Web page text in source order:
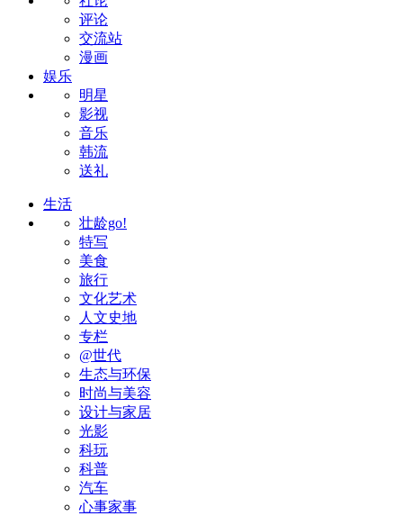
评论
交流站
漫画
娱乐
明星
影视
音乐
韩流
送礼
生活
壮龄go!
特写
美食
旅行
文化艺术
人文史地
专栏
@世代
生态与环保
时尚与美容
设计与家居
光影
科玩
科普
汽车
心事家事